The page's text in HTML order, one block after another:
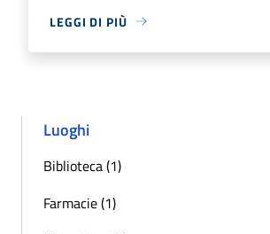
LEGGI DI PIÙ
Luoghi
Biblioteca (1)
Farmacie (1)